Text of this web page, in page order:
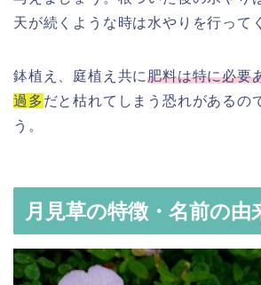
天が続くような時は水やりを行って
鉢植え、庭植え共に肥料は特に必要
過多だと枯れてしまう恐れがあるの
う。
月見草の特徴・名前の由